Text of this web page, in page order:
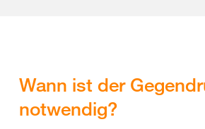
Wann ist der
notwendig?